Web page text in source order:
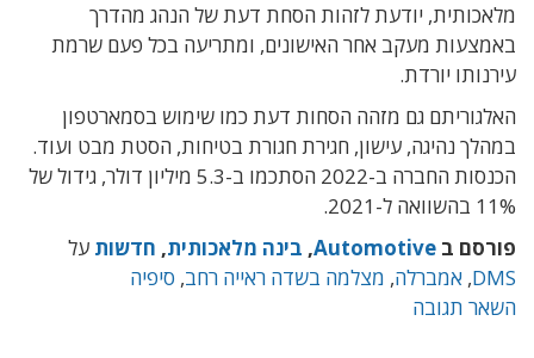
מלאכותית, יודעת לזהות הסחת דעת של הנהג מהדרך
באמצעות מעקב אחר האישונים, ומתריעה בכל פעם שרמת
עירנותו יורדת.
האלגוריתם גם מזהה הסחות דעת כמו שימוש בסמארטפון
במהלך נהיגה, עישון, חגירת חגורת בטיחות, הסטת מבט ועוד.
הכנסות החברה ב-2022 הסתכמו ב-5.3 מיליון דולר, גידול של
11% בהשוואה ל-2021.
פורסם ב Automotive
, בינה מלאכותית, חדשות על
DMS
, אמברלה, מצלמה בשדה ראייה רחב, סיפיה
השאר תגובה